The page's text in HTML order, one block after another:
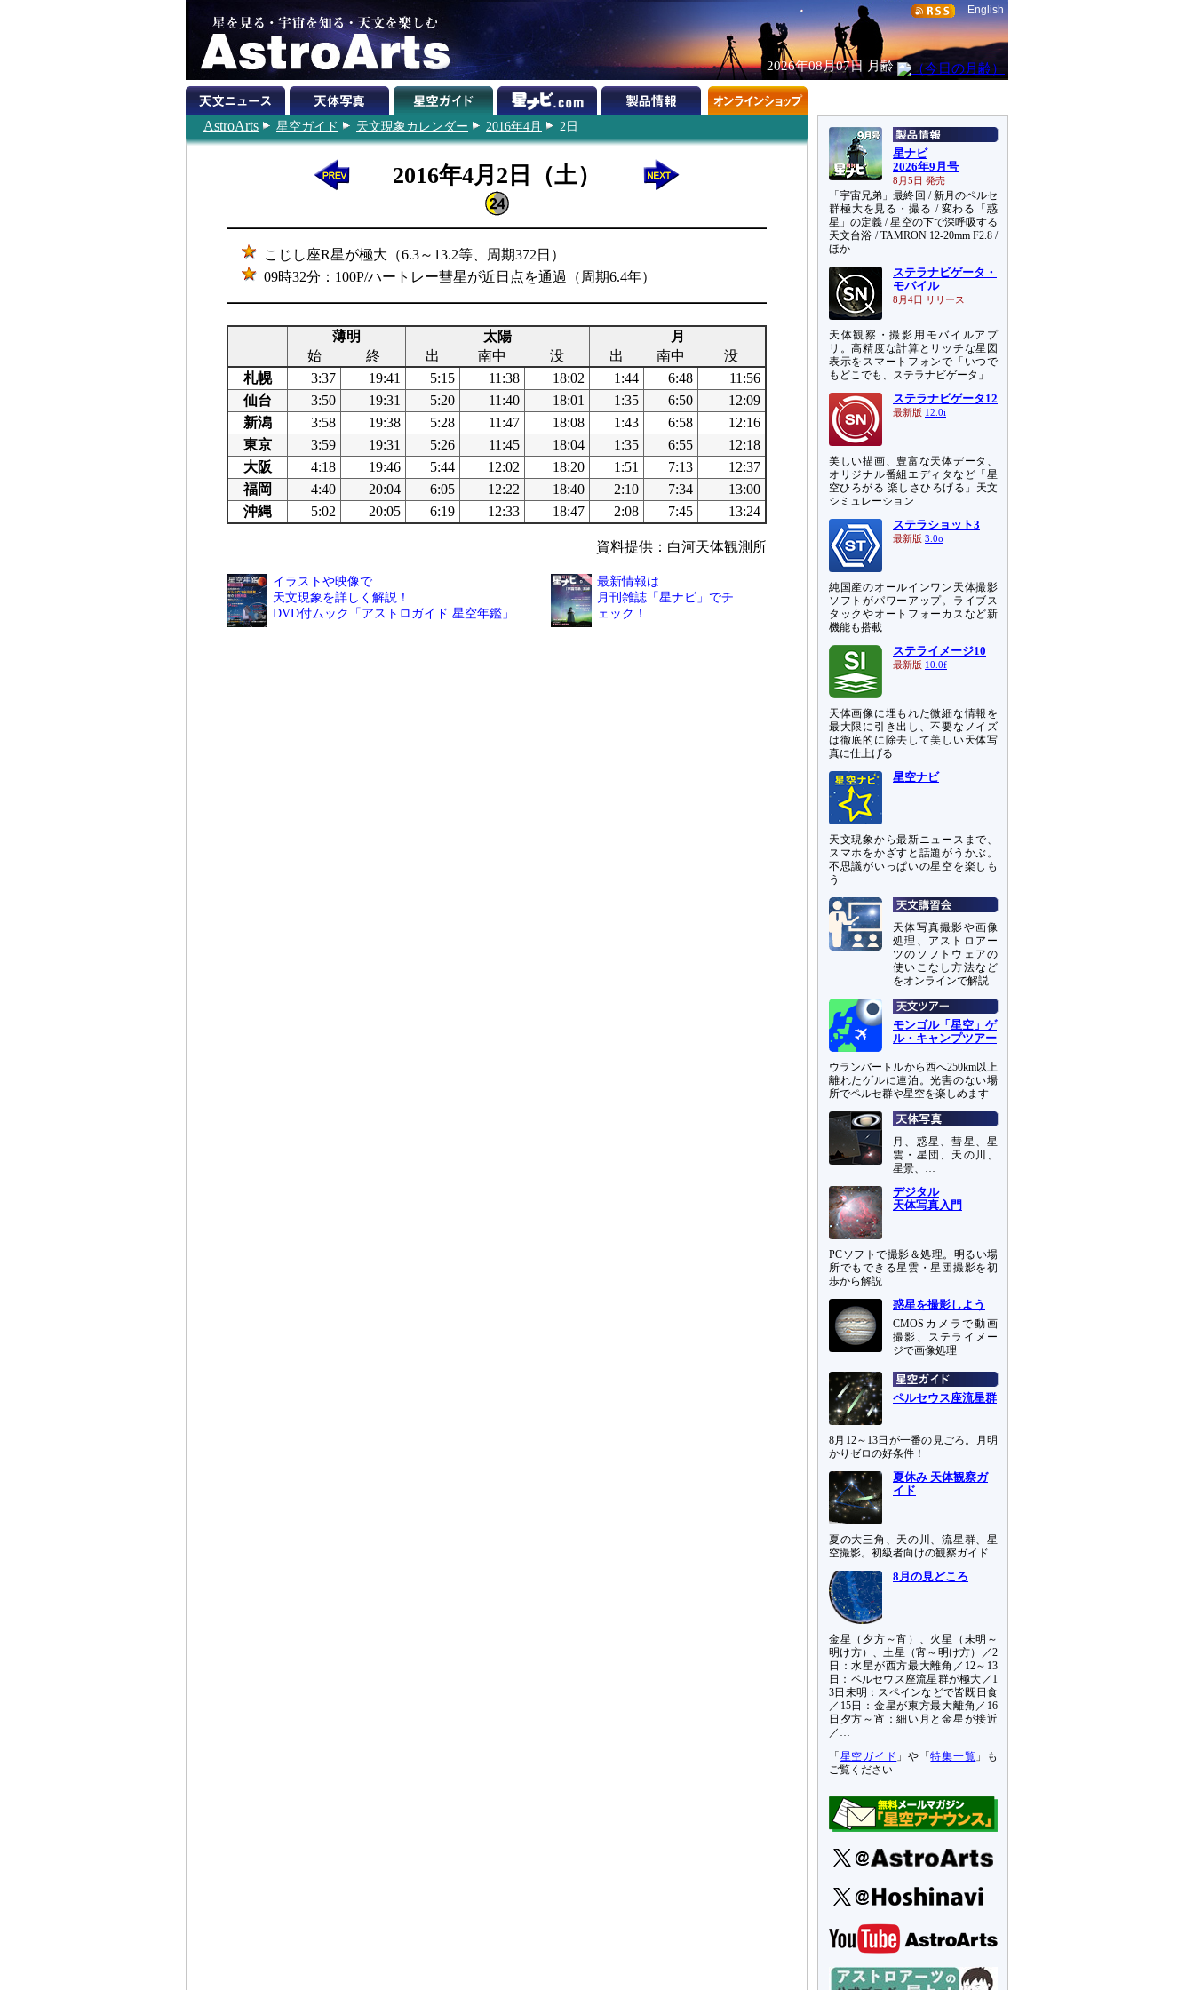
English
2026年08月07日 月齢
AstroArts 星空ガイド 天文現象カレンダー 2016年4月 2日
2016年4月2日（土）
こじし座R星が極大（6.3～13.2等、周期372日）
09時32分：100P/ハートレー彗星が近日点を通過（周期6.4年）
薄明 太陽
月
始
終 出 南中 没 出 南中
没
札幌
3:37 19:41 5:15 11:38 18:02 1:44 6:48
11:56
仙台
3:50 19:31 5:20 11:40 18:01 1:35 6:50
12:09
新潟
3:58 19:38 5:28 11:47 18:08 1:43 6:58
12:16
東京
3:59 19:31 5:26 11:45 18:04 1:35 6:55
12:18
大阪
4:18 19:46 5:44 12:02 18:20 1:51 7:13
12:37
福岡
4:40 20:04 6:05 12:22 18:40 2:10 7:34
13:00
沖縄
5:02 20:05 6:19 12:33 18:47 2:08 7:45 13:24
資料提供：白河天体観測所
イラストや映像で
天文現象を詳しく解説！
DVD付ムック「アストロガイド 星空年鑑」
最新情報は
月刊雑誌「星ナビ」でチ
ェック！
星ナビ
2026年9月号
8月5日 発売
「宇宙兄弟」最終回 / 新月のペルセ
群極大を見る・撮る / 変わる「惑
星」の定義 / 星空の下で深呼吸する
天文台浴 / TAMRON 12-20mm F2.8 /
ほか
ステラナビゲータ・
モバイル
8月4日 リリース
天体観察・撮影用モバイルアプ
リ。高精度な計算とリッチな星図
表示をスマートフォンで「いつで
もどこでも、ステラナビゲータ」
ステラナビゲータ12
最新版 12.0i
美しい描画、豊富な天体データ、
オリジナル番組エディタなど「星
空ひろがる 楽しさひろげる」天文
シミュレーション
ステラショット3
最新版 3.0o
純国産のオールインワン天体撮影
ソフトがパワーアップ。ライブス
タックやオートフォーカスなど新
機能も搭載
ステライメージ10
最新版 10.0f
天体画像に埋もれた微細な情報を
最大限に引き出し、不要なノイズ
は徹底的に除去して美しい天体写
真に仕上げる
星空ナビ
天文現象から最新ニュースまで、
スマホをかざすと話題がうかぶ。
不思議がいっぱいの星空を楽しも
う
天体写真撮影や画像
処理、アストロアー
ツのソフトウェアの
使いこなし方法など
をオンラインで解説
モンゴル「星空」ゲ
ル・キャンプツアー
ウランバートルから西へ250km以上
離れたゲルに連泊。光害のない場
所でペルセ群や星空を楽しめます
月、惑星、彗星、星
雲・星団、天の川、
星景、…
デジタル
天体写真入門
PCソフトで撮影＆処理。明るい場
所でもできる星雲・星団撮影を初
歩から解説
惑星を撮影しよう
CMOSカメラで動画
撮影、ステライメー
ジで画像処理
ペルセウス座流星群
8月12～13日が一番の見ごろ。月明
かりゼロの好条件！
夏休み 天体観察ガ
イド
夏の大三角、天の川、流星群、星
空撮影。初級者向けの観察ガイド
8月の見どころ
金星（夕方～宵）、火星（未明～
明け方）、土星（宵～明け方）／2
日：水星が西方最大離角／12～13
日：ペルセウス座流星群が極大／1
3日未明：スペインなどで皆既日食
／15日：金星が東方最大離角／16
日夕方～宵：細い月と金星が接近
／…
「 星空ガイド 」や「特集一覧 」も
ご覧ください